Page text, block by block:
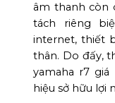
âm thanh còn
tách riêng
internet, thiết
thân. Do đấy,
yamaha r7
hiệu sở hữu